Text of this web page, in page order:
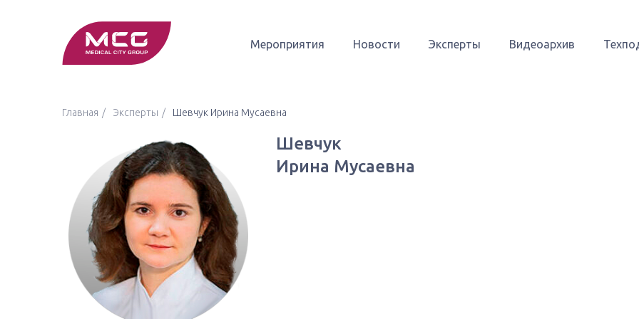
Мероприятия Новости Эксперты Видеоархив
Главная Эксперты Шевчук Ирина Мусаевна
Шевчук
Ирина Мусаевна